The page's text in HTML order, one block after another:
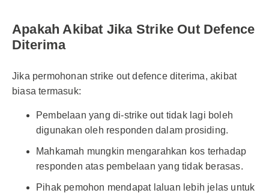
Apakah Akibat Jika Strike Out Defence
Diterima
Jika permohonan strike out defence diterima, akibat
biasa termasuk:
Pembelaan yang di-strike out tidak lagi boleh
digunakan oleh responden dalam prosiding.
Mahkamah mungkin mengarahkan kos terhadap
responden atas pembelaan yang tidak berasas.
Pihak pemohon mendapat laluan lebih jelas untuk